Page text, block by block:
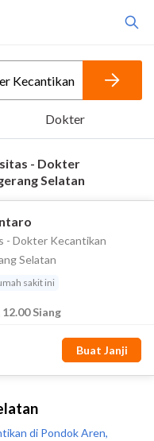
di Pondok Aren,